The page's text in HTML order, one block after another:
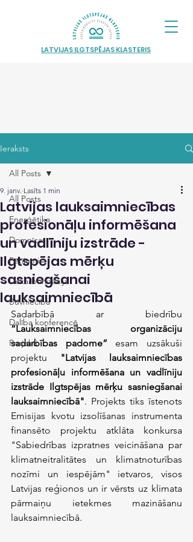
LATVIJAS ILGTSPĒJAS KLASTERIS
Ieraksts
All Posts
Enerģētika
Domnīcas
Pētījumi
Dekarbonizācija
Būvniecība
Dalība konferencē
Projekti
All Posts
Latvijas lauksaimniecības
profesionāļu informēšana
un vadlīniju izstrāde -
Ilgtspējas mērķu
sasniegšanai
lauksaimniecībā
9. janv. Lasīts 1 min
“Lauksaimniecības organizāciju
sadarbības padome” esam uzsākuši
projektu
"Latvijas lauksaimniecības
profesionāļu informēšana un vadlīniju
izstrāde Ilgtspējas mērķu sasniegšanai
lauksaimniecībā". Projekts tiks īstenots
Emisijas kvotu izsolīšanas instrumenta
finansēto projektu atklāta konkursa
"Sabiedrības izpratnes veicināšana par
klimatneitralitātes un klimatnoturības
nozīmi un iespējām" ietvaros, visos
Latvijas reģionos un ir vērsts uz klimata
pārmaiņu ietekmes mazināšanu
lauksaimniecībā.